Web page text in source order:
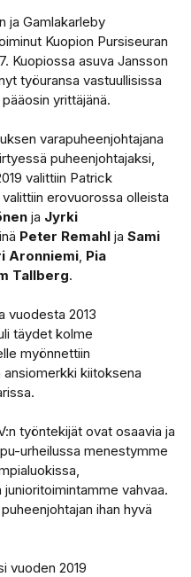
ja Gamlakarleby
Kuopion Pursiseuran
Kuopiossa asuva Jansson
työuransa vastuullisissa
yrittäjänä.
varapuheenjohtajana
puheenjohtajaksi,
valittiin Patrick
erovuorossa olleista
ja Jyrki
Peter Remahlja Sami
Aronniemi, Pia
Tallberg.
vuodesta 2013
täydet kolme
myönnettiin
kiitoksena
työntekijät ovat osaavia ja
urheilussa menestymme
vahvaa.
ihan hyvä
vuoden 2019